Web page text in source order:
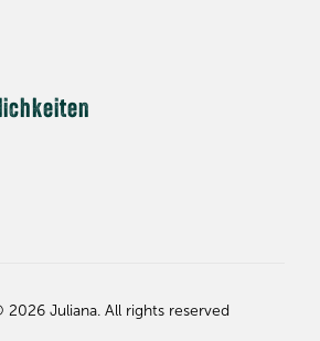
Juliana. All rights reserved